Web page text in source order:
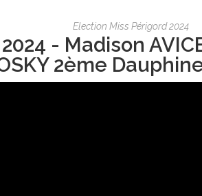
Election Miss Périgord 2024
- Madison
2ème